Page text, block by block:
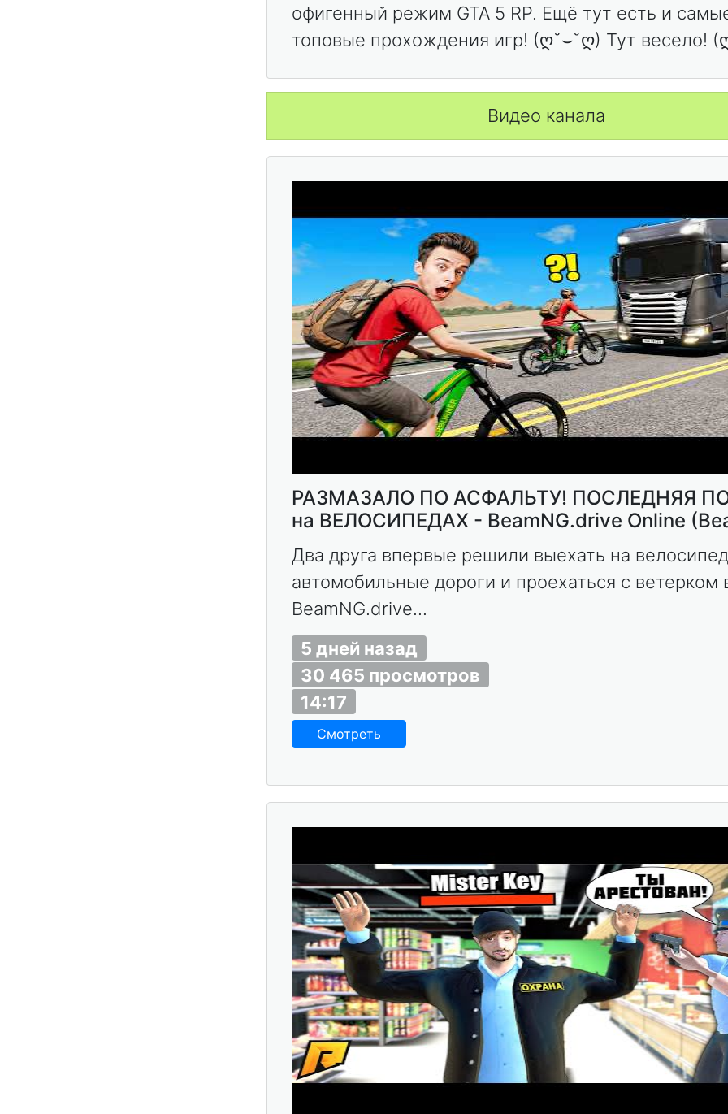
офигенный режим GTA 5 RP. Ещё тут есть и
топовые прохождения игр! (ღ˘⌣˘ღ) Тут весело!
Видео канала
РАЗМАЗАЛО ПО АСФАЛЬТУ! ПОСЛЕДНЯЯ
на ВЕЛОСИПЕДАХ - BeamNG.drive Online
Два друга впервые решили выехать на
автомобильные дороги и проехаться с ветерком
BeamNG.drive...
5 дней назад
30 465 просмотров
14:17
Смотреть